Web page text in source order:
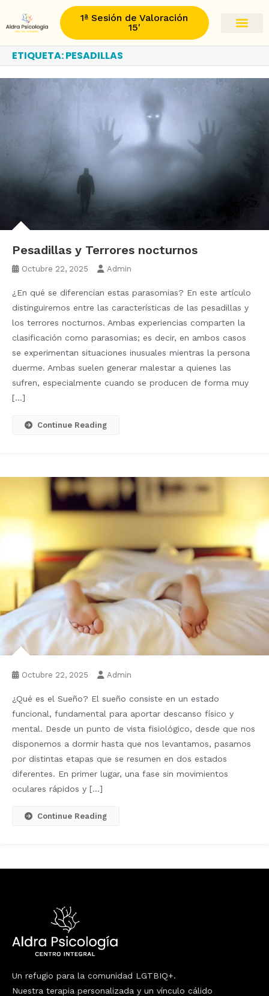
1ª Sesión de Valoración
15'
ETIQUETA:PESADILLAS
Pesadillas y Terrores nocturnos
Octubre 22, 2025 Admin
¿En qué se diferencian estas parasomias? En este artículo
distinguiremos entre las características de las pesadillas y
los terrores nocturnos. Ambas experiencias comparten la
clasificación como parasomias; es decir, en ambos casos
se experimentan situaciones inusuales mientras la persona
duerme. Ambas suelen generar malestar a quienes las
sufren, especialmente cuando se producen de forma muy
[…]
Continue Reading
Octubre 22, 2025 Admin
¿Qué es el Sueño? El sueño consiste en un estado
funcional, fundamental para aportar descanso físico y
mental. Desde un punto de vista fisiológico, desde que nos
disponemos a dormir hasta que nos levantamos, pasamos
por distintas etapas que se resumen en dos estados
diferentes. En primer lugar, una fase sin movimientos
oculares rápidos y […]
Continue Reading
Un refugio para la comunidad LGTBIQ+.
Nuestra terapia personalizada y un vínculo cálido